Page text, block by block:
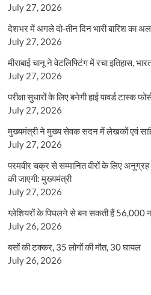
July 27, 2026
देशभर में अगले दो-तीन दिन भारी बारिश का
July 27, 2026
मीराबाई चानू ने वेटलिफ्टिंग में रचा इतिहास,
July 27, 2026
परीक्षा सुधारों के लिए बनेगी हाई पावर्ड टास्क
July 27, 2026
मुख्यमंत्री ने मुख्य सेवक सदन में लेखकों एवं
July 27, 2026
परमवीर चक्र से सम्मानित वीरों के लिए
की जाएगी: मुख्यमंत्री
July 27, 2026
ग्लेशियरों के पिघलने से बन सकती हैं 56,000
July 26, 2026
बसों की टक्कर, 35 लोगों की मौत, 30 घायल
July 26, 2026